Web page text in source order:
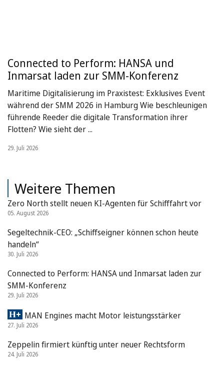
Connected to Perform: HANSA und
Inmarsat laden zur SMM-Konferenz
Maritime Digitalisierung im Praxistest: Exklusives Event
während der SMM 2026 in Hamburg Wie beschleunigen
führende Reeder die digitale Transformation ihrer
Flotten? Wie sieht der ...
29. Juli 2026
Weitere Themen
Zero North stellt neuen KI-Agenten für Schifffahrt vor
05. August 2026
Segeltechnik-CEO: „Schiffseigner können schon heute
handeln“
30. Juli 2026
Connected to Perform: HANSA und Inmarsat laden zur
SMM-Konferenz
29. Juli 2026
MAN Engines macht Motor leistungsstärker
27. Juli 2026
Zeppelin firmiert künftig unter neuer Rechtsform
24. Juli 2026